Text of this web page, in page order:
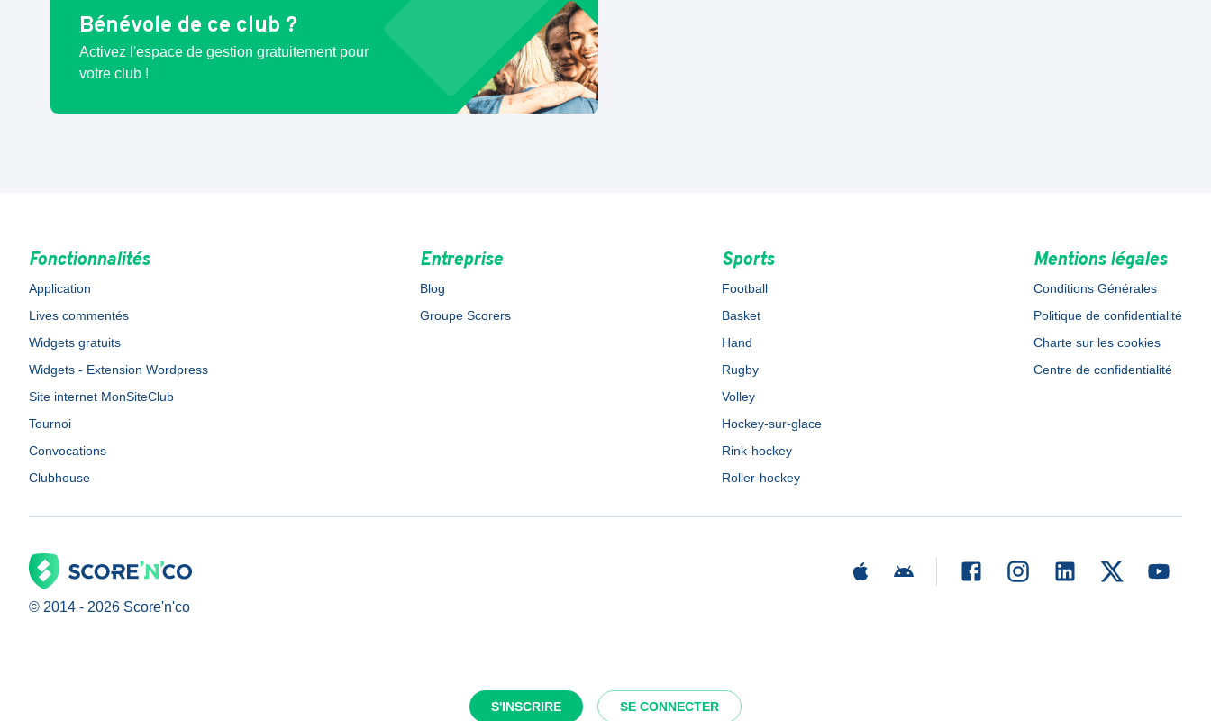
S'INSCRIRE SE CONNECTER
Bénévole de ce club ?
Activez l'espace de gestion gratuitement pour
votre club !
Fonctionnalités
Application
Lives commentés
Widgets gratuits
Widgets - Extension Wordpress
Site internet MonSiteClub
Tournoi
Convocations
Clubhouse
Entreprise
Blog
Groupe Scorers
Sports
Football
Basket
Hand
Rugby
Volley
Hockey-sur-glace
Rink-hockey
Roller-hockey
Mentions légales
Conditions Générales
Politique de confidentialité
Charte sur les cookies
Centre de confidentialité
© 2014 - 2026 Score'n'co